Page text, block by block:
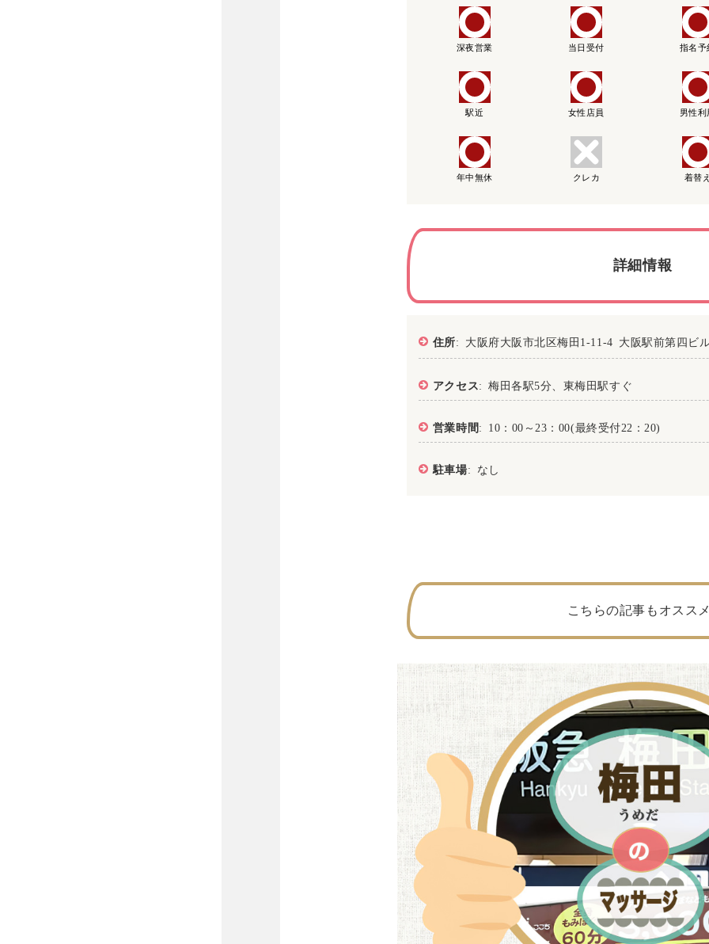
深夜営業 当日受付 指名予
駅近 女性店員 男性利
年中無休 クレカ 着替
詳細情報
住所: 大阪府大阪市北区梅田1-11-4 大阪駅前第四
アクセス : 梅田各駅5分、東梅田駅すぐ
営業時間 : 10：00～23：00(最終受付22：20)
駐車場: なし
こちらの記事もオスス